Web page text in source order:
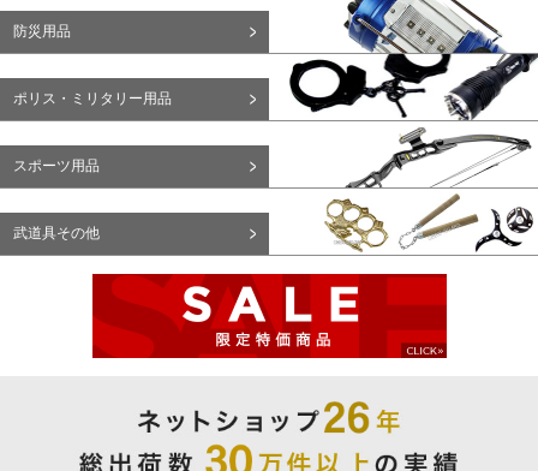
防災用品
ポリス・ミリタリー用品
スポーツ用品
武道具その他